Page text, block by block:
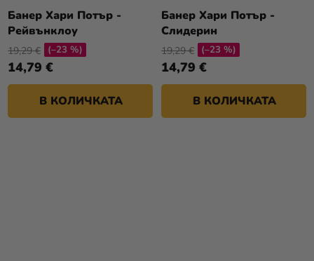
Банер Хари Потър -
Рейвънклоу
14,79 €
19,29 € (–23 %)
В КОЛИЧКАТА
Банер Хари Потър -
Слидерин
14,79 €
19,29 € (–23 %)
В КОЛИЧКАТА